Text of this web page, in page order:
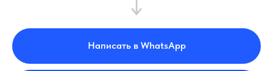
Написать в WhatsApp